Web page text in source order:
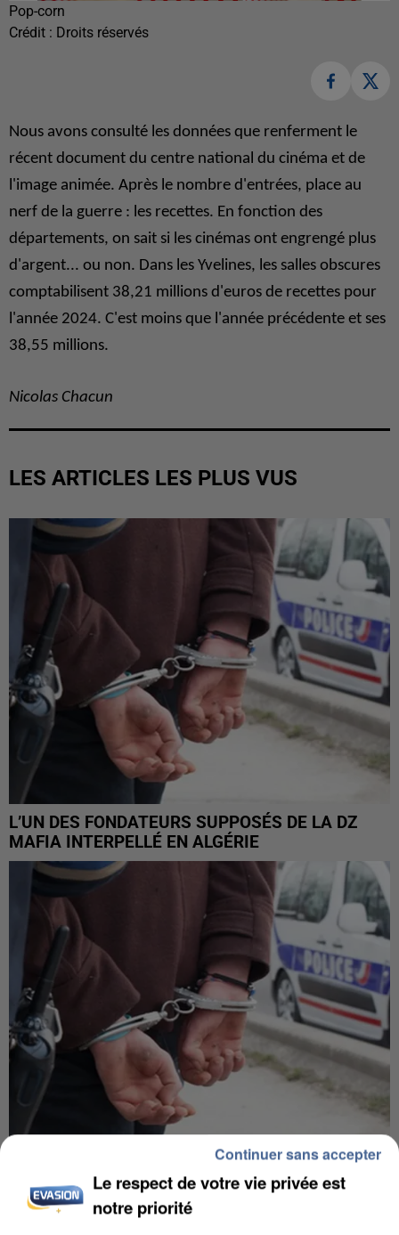
Pop-corn
Crédit : Droits réservés
Nous avons consulté les données que renferment le
récent document du centre national du cinéma et de
l'image animée. Après le nombre d'entrées, place au
nerf de la guerre : les recettes. En fonction des
départements, on sait si les cinémas ont engrengé plus
d'argent... ou non. Dans les Yvelines, les salles obscures
comptabilisent 38,21 millions d'euros de recettes pour
l'année 2024. C'est moins que l'année précédente et ses
38,55 millions.
Nicolas Chacun
LES ARTICLES LES PLUS VUS
L’UN DES FONDATEURS SUPPOSÉS DE LA DZ
MAFIA INTERPELLÉ EN ALGÉRIE
UN SECOND CADRE DE LA DZ MAFIA
INTERPELLÉ EN ALGÉRIE
Le respect de votre vie privée est
notre priorité
Continuer sans accepter